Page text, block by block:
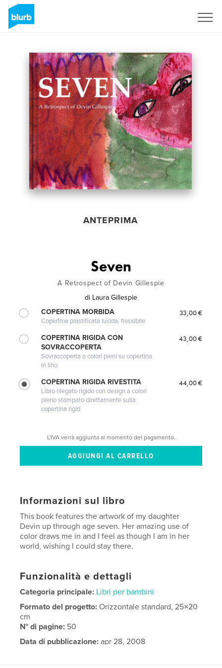
ANTEPRIMA
Seven
A Retrospect of Devin Gillespie
di Laura Gillespie
COPERTINA MORBIDA
Copertina plastificata lucida, flessibile
33,00 €
COPERTINA RIGIDA CON
SOVRACCOPERTA
Sovraccoperta a colori pieni su copertina
in lino
43,00 €
COPERTINA RIGIDA RIVESTITA
Libro rilegato rigido con design a colori
pieno stampato direttamente sulla
copertina rigid
44,00 €
L'IVA verrà aggiunta al momento del pagamento.
Informazioni sul libro
This book features the artwork of my daughter
Devin up through age seven. Her amazing use of
color draws me in and I feel as though I am in her
world, wishing I could stay there.
Funzionalità e dettagli
Categoria principale: Libri per bambini
Formato del progetto:Orizzontale standard, 25×20
cm
N° di pagine: 50
Data di pubblicazione: apr 28, 2008